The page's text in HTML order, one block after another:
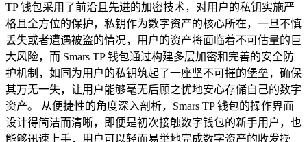
TP 钱包采用了前沿且先进的加密技术，对用户的私钥实施严
格且全方位的保护，私钥作为数字资产的核心所在，一旦不慎
丢失或者遭遇被盗的情况，用户的资产将面临着不可估量的巨
大风险，而 Smars TP 钱包通过构建多层加密和完善的安全防
护机制，如同为用户的私钥筑起了一座坚不可摧的堡垒，确保
其万无一失，让用户能够毫无后顾之忧地安心存储自己的数字
资产。 从便捷性的角度深入剖析，Smars TP 钱包的操作界面
设计得简洁而清晰，即便是初次接触数字钱包的新手用户，也
能够迅速上手，用户可以轻而易举地完成数字资产的收发操